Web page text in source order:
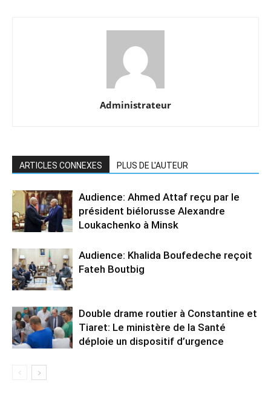
Administrateur
ARTICLES CONNEXES PLUS DE L'AUTEUR
Audience: Ahmed Attaf reçu par le
président biélorusse Alexandre
Loukachenko à Minsk
Audience: Khalida Boufedeche reçoit
Fateh Boutbig
Double drame routier à Constantine et
Tiaret: Le ministère de la Santé
déploie un dispositif d’urgence